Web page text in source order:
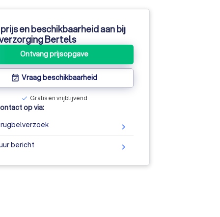
en beschikbaarheid aan bij
Bertels
Ontvang prijsopgave
event_available Vraag beschikbaarheid
check Gratis en vrijblijvend
op via:
bericht